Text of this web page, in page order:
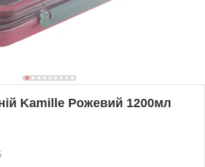
Kamille Рожевий 1200мл